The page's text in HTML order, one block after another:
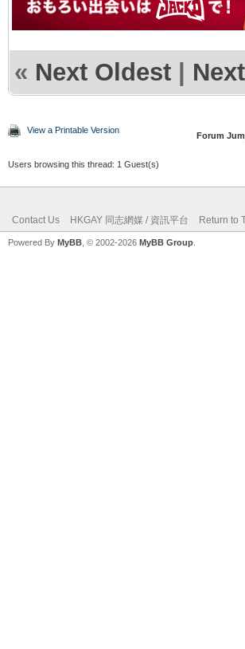
« Next Oldest |
View a Printable Version
Forum
Users browsing this thread: 1 Guest(s)
Contact Us HKGAY 同志網媒 / 資訊平台 Return to
Powered By MyBB , © 2002-2026 MyBB Group